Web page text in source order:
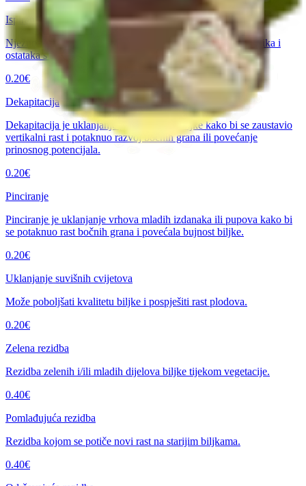
Ispiranje biljke od štetnika
Nježno ispiranje biljke vodom radi uklanjanja vidljivih štetnika i
ostataka s listova i stabljike.
0.20€
Dekapitacija
Dekapitacija je uklanjanje glavnog vrha biljke kako bi se zaustavio
vertikalni rast i potaknuo razvoj bočnih grana ili povećanje
prinosnog potencijala.
0.20€
Pinciranje
Pinciranje je uklanjanje vrhova mladih izdanaka ili pupova kako bi
se potaknuo rast bočnih grana i povećala bujnost biljke.
0.20€
Uklanjanje suvišnih cvijetova
Može poboljšati kvalitetu biljke i pospješiti rast plodova.
0.20€
Zelena rezidba
Rezidba zelenih i/ili mladih dijelova biljke tijekom vegetacije.
0.40€
Pomlađujuća rezidba
Rezidba kojom se potiče novi rast na starijim biljkama.
0.40€